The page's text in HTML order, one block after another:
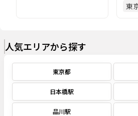
東
人気エリアから探す
東京都
日本橋駅
品川駅